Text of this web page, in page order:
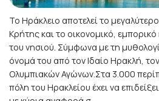
Το Ηράκλειο αποτελεί το
Κρήτης και το οικονομικό, εμπορικό
του νησιού. Σύμφωνα με τη
όνομά του από τον Ιδαίο Ηρακλή,
Ολυμπιακών Αγώνων.Στα 3.000
πόλη του Ηρακλείου έχει να